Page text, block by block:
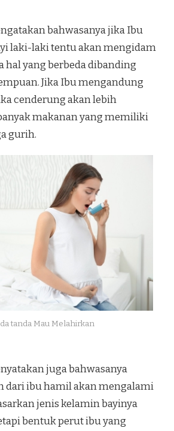
bahwasanya jika Ibu
laki-laki tentu akan mengidam
hal yang berbeda dibanding
Jika Ibu mengandung
cenderung akan lebih
makanan yang memiliki
gurih.
tanda Mau Melahirkan
juga bahwasanya
dari ibu hamil akan mengalami
jenis kelamin bayinya
bentuk perut ibu yang